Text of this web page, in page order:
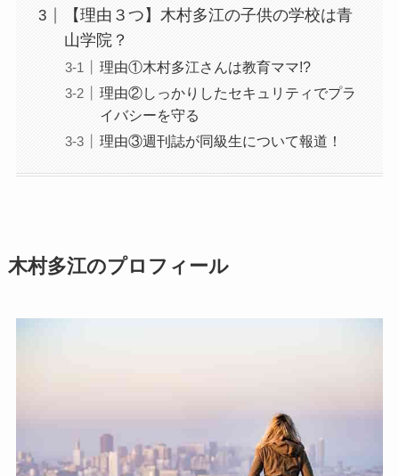
【理由３つ】木村多江の子供の学校は青
山学院？
理由①木村多江さんは教育ママ!?
理由②しっかりしたセキュリティでプラ
イバシーを守る
理由③週刊誌が同級生について報道！
木村多江のプロフィール